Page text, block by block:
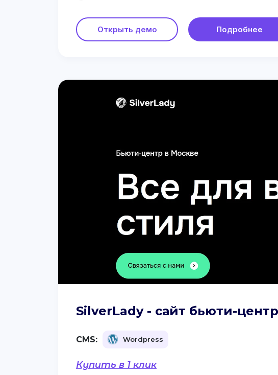
Открыть демо Подробнее
SilverLady - сайт бьюти-
CMS: Wordpress
Купить в 1 клик